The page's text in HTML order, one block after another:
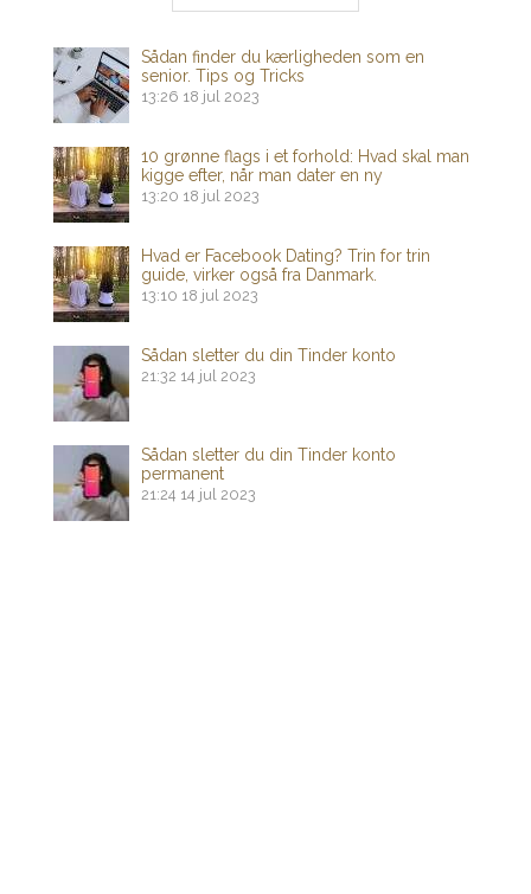
Sådan finder du kærligheden som en
senior. Tips og Tricks
13:26 18 jul 2023
10 grønne flags i et forhold: Hvad skal man
kigge efter, når man dater en ny
13:20 18 jul 2023
Hvad er Facebook Dating? Trin for trin
guide, virker også fra Danmark.
13:10 18 jul 2023
Sådan sletter du din Tinder konto
21:32 14 jul 2023
Sådan sletter du din Tinder konto
permanent
21:24 14 jul 2023